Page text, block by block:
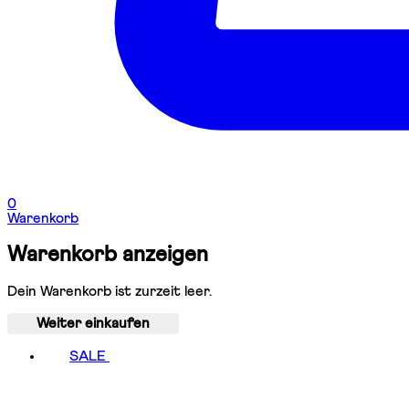
0
Warenkorb
Warenkorb anzeigen
Dein Warenkorb ist zurzeit leer.
Weiter einkaufen
SALE